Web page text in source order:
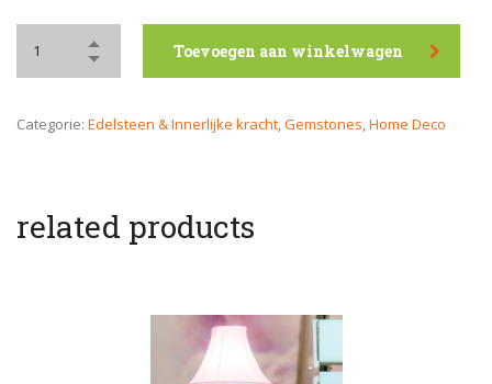
Toevoegen aan winkelwagen
Categorie: Edelsteen & Innerlijke kracht,Gemstones,Home Deco
related products